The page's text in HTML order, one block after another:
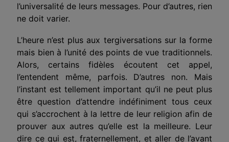
l’universalité de leurs messages. Pour d’autres, rien
ne doit varier.
L’heure n’est plus aux tergiversations sur la forme
mais bien à l’unité des points de vue traditionnels.
Alors, certains fidèles écoutent cet appel,
l’entendent même, parfois. D’autres non. Mais
l’instant est tellement impor­tant qu’il ne peut plus
être question d’attendre indéfini­ment tous ceux
qui s’accrochent à la lettre de leur religion afin de
prouver aux autres qu’elle est la meilleure. Leur
dire ce qui est, fraternellement, et aller de l’avant